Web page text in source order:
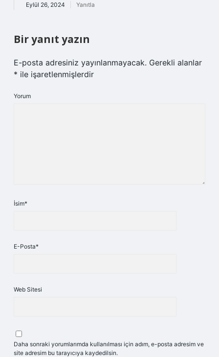
Eylül 26, 2024 Yanıtla
Bir yanıt yazın
E-posta adresiniz yayınlanmayacak. Gerekli alanlar
* ile işaretlenmişlerdir
Yorum
İsim*
E-Posta*
Web Sitesi
Daha sonraki yorumlarımda kullanılması için adım, e-posta adresim ve
site adresim bu tarayıcıya kaydedilsin.